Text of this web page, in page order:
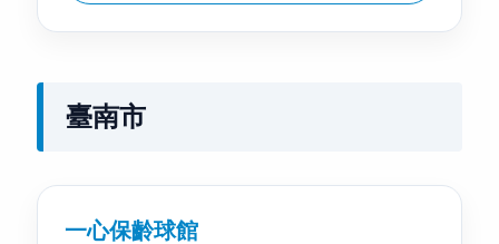
臺南市
一心保齡球館